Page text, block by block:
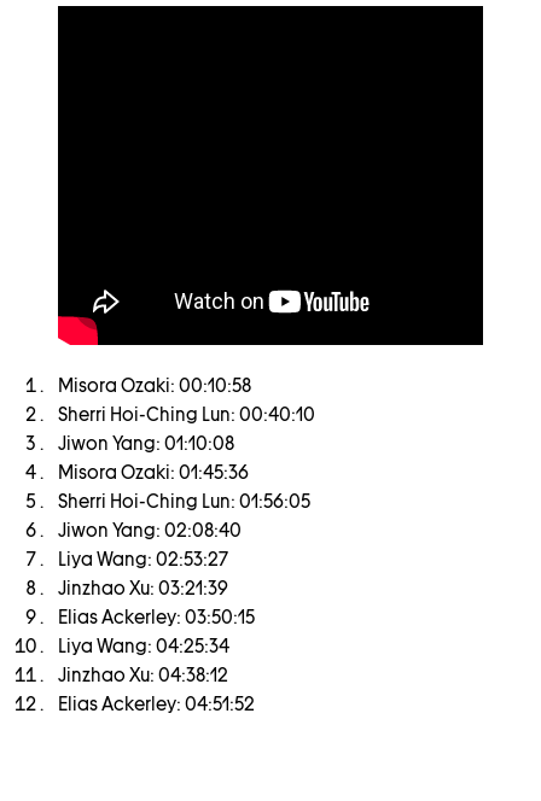
Misora Ozaki: 00:10:58
Sherri Hoi-Ching Lun: 00:40:10
Jiwon Yang: 01:10:08
Misora Ozaki: 01:45:36
Sherri Hoi-Ching Lun: 01:56:05
Jiwon Yang: 02:08:40
Liya Wang: 02:53:27
Jinzhao Xu: 03:21:39
Elias Ackerley: 03:50:15
Liya Wang: 04:25:34
Jinzhao Xu: 04:38:12
Elias Ackerley: 04:51:52